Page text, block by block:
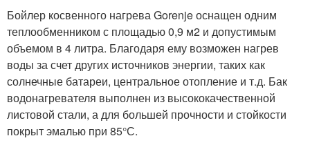
Бойлер косвенного нагрева Gorenje оснащен одним
теплообменником с площадью 0,9 м2 и допустимым
объемом в 4 литра. Благодаря ему возможен нагрев
воды за счет других источников энергии, таких как
солнечные батареи, центральное отопление и т.д. Бак
водонагревателя выполнен из высококачественной
листовой стали, а для большей прочности и стойкости
покрыт эмалью при 85°С.